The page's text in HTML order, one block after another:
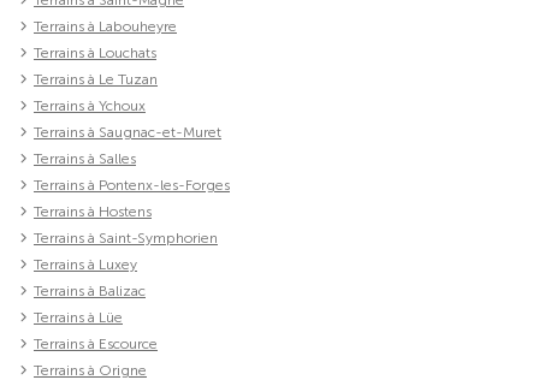
Terrains à Labouheyre
Terrains à Louchats
Terrains à Le Tuzan
Terrains à Ychoux
Terrains à Saugnac-et-Muret
Terrains à Salles
Terrains à Pontenx-les-Forges
Terrains à Hostens
Terrains à Saint-Symphorien
Terrains à Luxey
Terrains à Balizac
Terrains à Lüe
Terrains à Escource
Terrains à Origne